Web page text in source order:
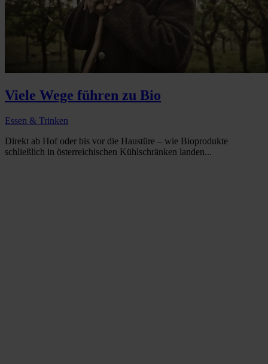
Viele Wege führen zu Bio
Essen & Trinken
Direkt ab Hof oder bis vor die Haustüre – wie Bioprodukte
schließlich in österreichischen Kühlschränken landen...